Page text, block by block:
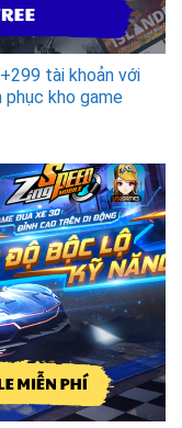
tài khoản với
phục kho game